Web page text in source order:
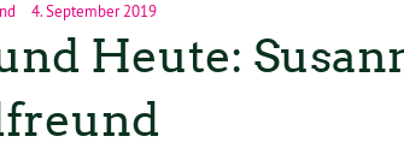
4. September 2019
Heute: